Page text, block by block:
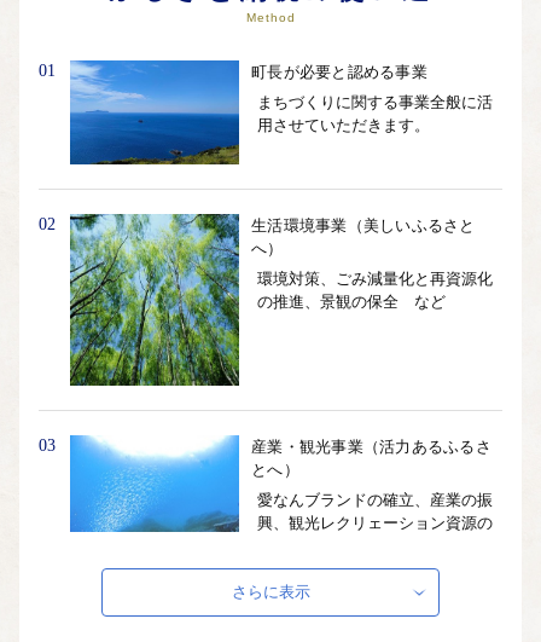
Method
01
町長が必要と認める事業
まちづくりに関する事業全般に活
用させていただきます。
02
生活環境事業（美しいふるさと
へ）
環境対策、ごみ減量化と再資源化
の推進、景観の保全 など
03
産業・観光事業（活力あるふるさ
とへ）
愛なんブランドの確立、産業の振
興、観光レクリェーション資源の
さらに表示